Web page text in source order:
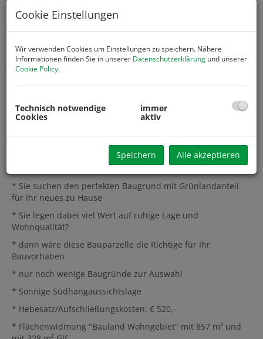
* Sie suchen den perfekten Baugrund mit Grünlandanteil
für Ihr neues zu Hause
* Sie legen dabei viel Wert auf ruhige Lage und
Wohnqualität?
* dann wäre diese Bauparzelle die Richtige für Ihr
Bauvorhaben
* nur noch wenige Baugründe zur Auswahl
* Sonnige Südhangaussichtslage
* Hebesatz/Aufschließungskosten: € 520,-
* Flächenwidmung "Bauland Wohngebiet" mit 857 m² und
Cookie Einstellungen
Wir verwenden Cookies um Einstellungen zu speichern. Nähere
Informationen finden Sie in unserer Datenschutzerklärung und unserer
Cookie Policy.
Technisch notwendige
Cookies
immer
aktiv
Speichern Alle akzeptieren